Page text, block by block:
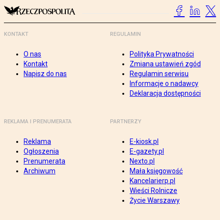
KONTAKT
O nas
Kontakt
Napisz do nas
REGULAMIN
Polityka Prywatności
Zmiana ustawień zgód
Regulamin serwisu
Informacje o nadawcy
Deklaracja dostępności
REKLAMA I PRENUMERATA
Reklama
Ogłoszenia
Prenumerata
Archiwum
PARTNERZY
E-kiosk.pl
E-gazety.pl
Nexto.pl
Mała księgowość
Kancelarierp.pl
Wieści Rolnicze
Życie Warszawy